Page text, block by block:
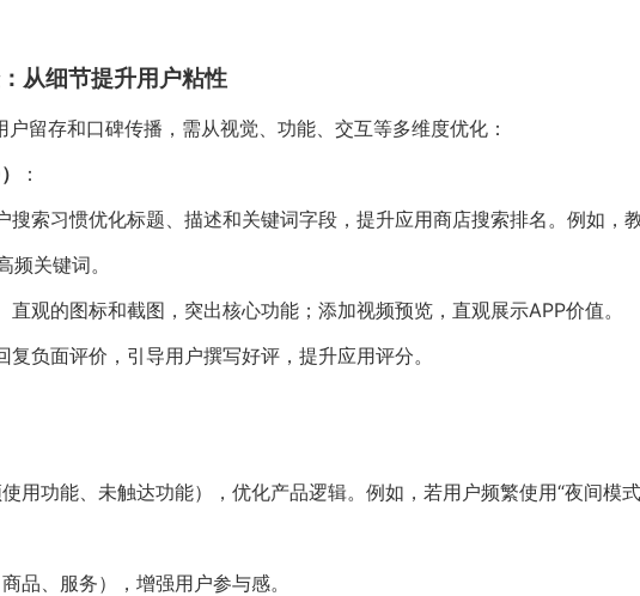
从细节提升用户粘性
留存和口碑传播，需从视觉、功能、交互等多维度优化：
：
搜索习惯优化标题、描述和关键词字段，提升应用商店搜索排名。例如，
频关键词。
直观的图标和截图，突出核心功能；添加视频预览，直观展示APP价值。
复负面评价，引导用户撰写好评，提升应用评分。
用功能、未触达功能），优化产品逻辑。例如，若用户频繁使用“夜间模
品、服务），增强用户参与感。